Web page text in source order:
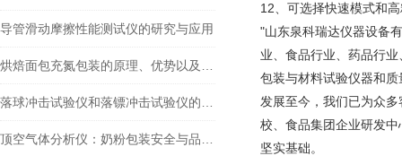
导管滑动摩擦性能测试仪的研究与应用
12、可选择快速模式和
"山东泉科瑞达仪器设备
业、食品行业、药品行
包装与材料试验仪器和
发展至今，我们已为众
校、食品集团企业研发
坚实基础。